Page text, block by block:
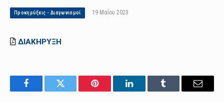
Προκηρύξεις - Διαγωνισμοί 19 Μαΐου 2023
ΔΙΑΚΗΡΥΞΗ
FacebookTwitter Pinterest LinkedInTumblr Email